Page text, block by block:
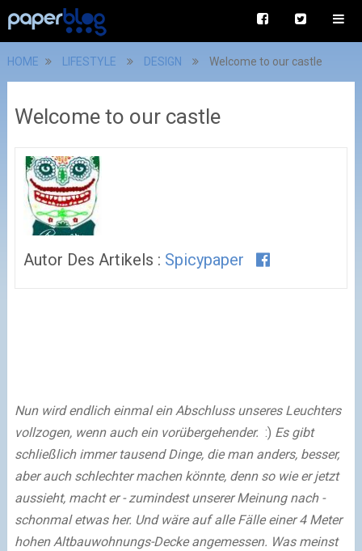
HOME LIFESTYLE DESIGN Welcome to our castle
Welcome to our castle
Autor Des Artikels : Spicypaper
Nun wird endlich einmal ein Abschluss unseres Leuchters
vollzogen, wenn auch ein vorübergehender. :) Es gibt
schließlich immer tausend Dinge, die man anders, besser,
aber auch schlechter machen könnte, denn so wie er jetzt
aussieht, macht er - zumindest unserer Meinung nach -
schonmal etwas her. Und wäre auf alle Fälle einer 4 Meter
hohen Altbauwohnungs-Decke angemessen. Was meinst